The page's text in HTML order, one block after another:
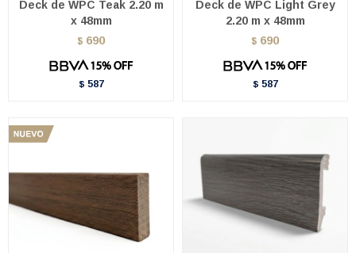
Deck de WPC Teak 2.20 m
x 48mm
$ 690
$ 587
Deck de WPC Light Grey
2.20 m x 48mm
$ 690
$ 587